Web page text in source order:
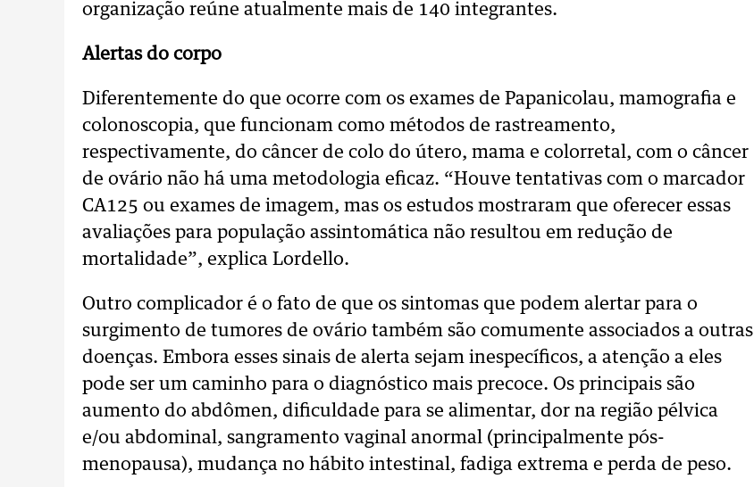
organização reúne atualmente mais de 140 integrantes.
Alertas do corpo
Diferentemente do que ocorre com os exames de Papanicolau, mamografia e
colonoscopia, que funcionam como métodos de rastreamento,
respectivamente, do câncer de colo do útero, mama e colorretal, com o câncer
de ovário não há uma metodologia eficaz. “Houve tentativas com o marcador
CA125 ou exames de imagem, mas os estudos mostraram que oferecer essas
avaliações para população assintomática não resultou em redução de
mortalidade”, explica Lordello.
Outro complicador é o fato de que os sintomas que podem alertar para o
surgimento de tumores de ovário também são comumente associados a outras
doenças. Embora esses sinais de alerta sejam inespecíficos, a atenção a eles
pode ser um caminho para o diagnóstico mais precoce. Os principais são
aumento do abdômen, dificuldade para se alimentar, dor na região pélvica
e/ou abdominal, sangramento vaginal anormal (principalmente pós-
menopausa), mudança no hábito intestinal, fadiga extrema e perda de peso.